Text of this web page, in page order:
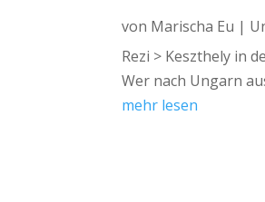
von Marischa Eu |
Rezi > Keszthely in
Wer nach Ungarn
mehr lesen